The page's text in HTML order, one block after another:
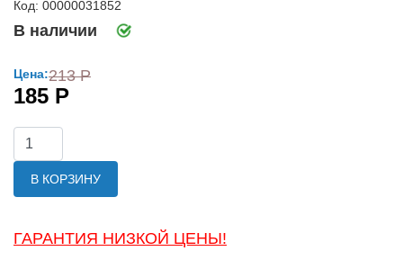
Код: 00000031852
В наличии
Цена:213 Р
185 Р
В КОРЗИНУ
ГАРАНТИЯ НИЗКОЙ ЦЕНЫ!